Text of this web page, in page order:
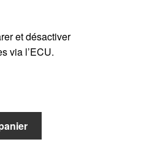
et désactiver
via l’ECU.